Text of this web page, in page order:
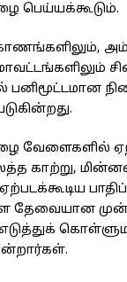
பெய்யக்கூடும்.
வேளைகளில்
காற்று,
தேவையான